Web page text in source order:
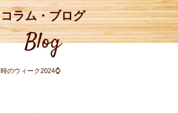
コラム・ブログ
Blog
時のウィーク2024⌚